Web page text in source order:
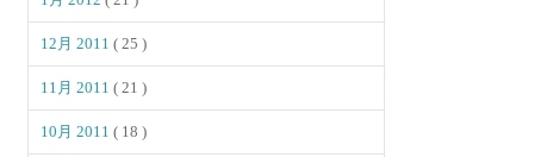
12月 2011( 25 )
11月 2011( 21 )
10月 2011( 18 )